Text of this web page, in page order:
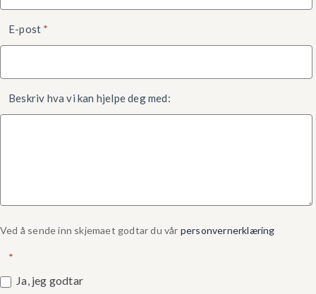
E-post *
Beskriv hva vi kan hjelpe deg med:
Ved å sende inn skjemaet godtar du vår personvernerklæring
*
Ja, jeg godtar